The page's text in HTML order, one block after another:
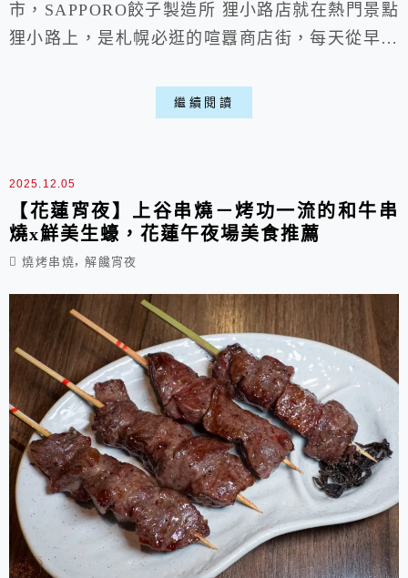
市，SAPPORO餃子製造所 狸小路店就在熱門景點
狸小路上，是札幌必逛的喧囂商店街，每天從早到
小小顆那種，SAPPORO餃子製造所則有販售超大
煎餃，不只是煎餃還有水餃、炸雞等餐點，要是在
挺不賴的歐。點餐是用平板也有英日文雙語，不用
擔心看不懂跟語言隔閡。
繼續閱讀
2025.12.05
【花蓮宵夜】上谷串燒－烤功一流的和牛串
燒x鮮美生蠔，花蓮午夜場美食推薦
燒烤串燒,解饞宵夜